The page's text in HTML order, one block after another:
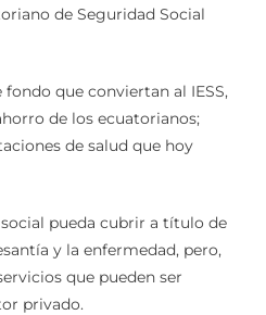
de Seguridad Social
que conviertan al IESS,
de los ecuatorianos;
de salud que hoy
pueda cubrir a título de
y la enfermedad, pero,
que pueden ser
privado.